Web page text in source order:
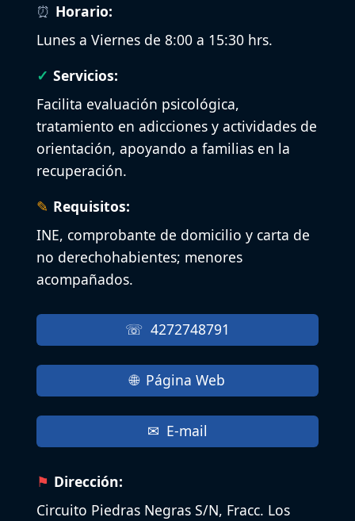
Horario:
Lunes a Viernes de 8:00 a 15:30 hrs.
Servicios:
Facilita evaluación psicológica,
tratamiento en adicciones y actividades de
orientación, apoyando a familias en la
recuperación.
Requisitos:
INE, comprobante de domicilio y carta de
no derechohabientes; menores
acompañados.
4272748791
Página Web
E-mail
Dirección:
Circuito Piedras Negras S/N, Fracc. Los